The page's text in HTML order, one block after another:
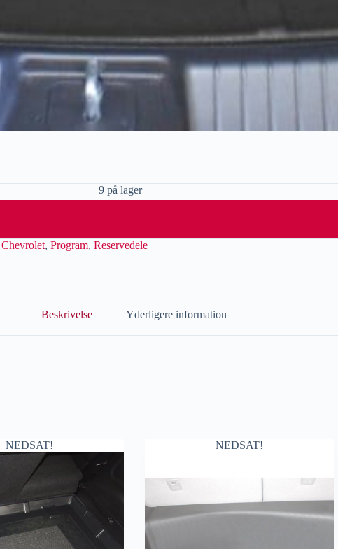
9 på lager
Chevrolet, Program, Reservedele
Beskrivelse Yderligere information
NEDSAT! NEDSAT!